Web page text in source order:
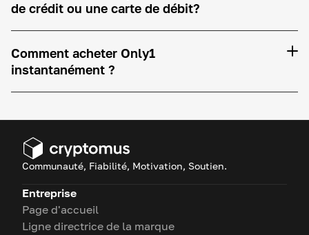
de crédit ou une carte de débit?
Comment acheter Only1
instantanément ?
Communauté, Fiabilité, Motivation, Soutien.
Entreprise
Page d'accueil
Ligne directrice de la marque